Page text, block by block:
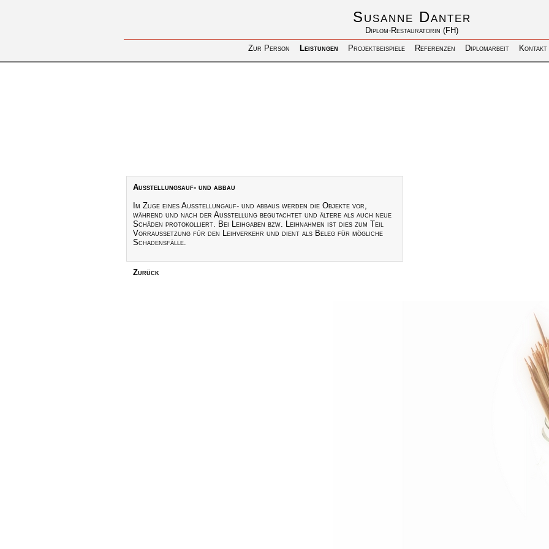
Susanne Danter
Diplom-Restauratorin (FH)
Zur Person
Leistungen Projektbeispiele Referenzen Diplomarbeit Kontakt
Ausstellungsauf- und abbau
Im Zuge eines Ausstellungauf- und abbaus werden die Objekte vor,
während und nach der Ausstellung begutachtet und ältere als auch neue
Schäden protokolliert. Bei Leihgaben bzw. Leihnahmen ist dies zum Teil
Vorraussetzung für den Leihverkehr und dient als Beleg für mögliche
Schadensfälle.
Zurück